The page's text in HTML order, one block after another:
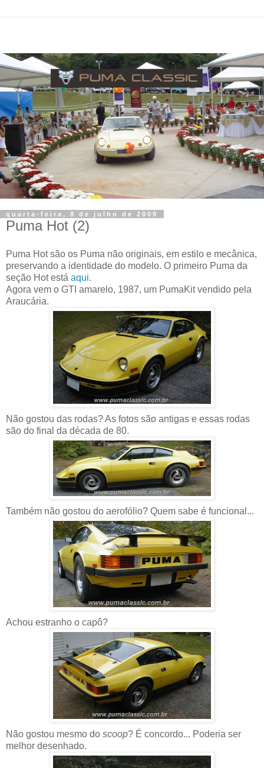
quarta-feira, 8 de julho de 2009
Puma Hot (2)
Puma Hot são os Puma não originais, em estilo e mecânica,
preservando a identidade do modelo. O primeiro Puma da
seção Hot está aqui.
Agora vem o GTI amarelo, 1987, um PumaKit vendido pela
Araucária.
Não gostou das rodas? As fotos são antigas e essas rodas
são do final da década de 80.
Também não gostou do aerofólio? Quem sabe é funcional...
Achou estranho o capô?
Não gostou mesmo do scoop? É concordo... Poderia ser
melhor desenhado.